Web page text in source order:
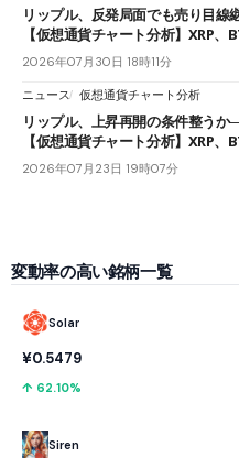
リップル、反発局面でも売り目
【仮想通貨チャート分析】XRP、
2026年07月30日 18時11分
ニュース 仮想通貨チャート分析
リップル、上昇再開の条件整う
【仮想通貨チャート分析】XRP
2026年07月23日 19時07分
変動率の高い銘柄一覧
Solar
¥0.5479
↑ 62.10%
Siren